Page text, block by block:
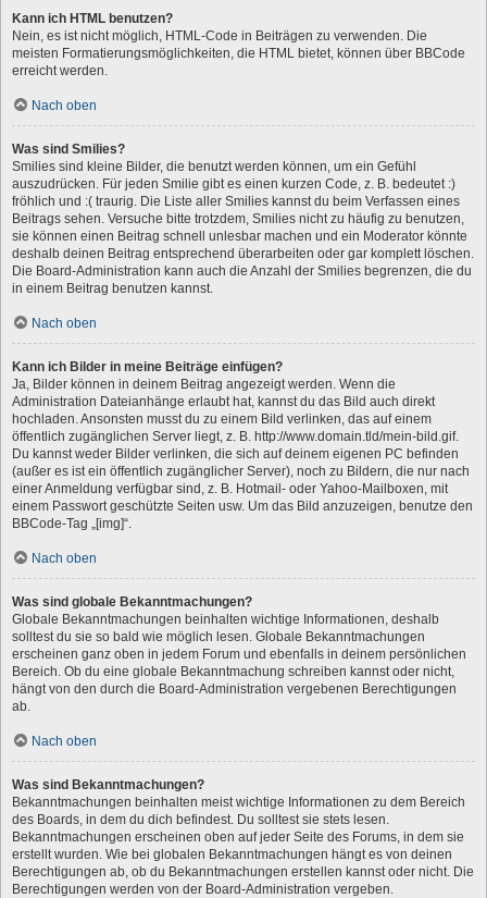
Kann ich HTML benutzen?
Nein, es ist nicht möglich, HTML-Code in Beiträgen zu verwenden. Die
meisten Formatierungsmöglichkeiten, die HTML bietet, können über BBCode
erreicht werden.
Nach oben
Was sind Smilies?
Smilies sind kleine Bilder, die benutzt werden können, um ein Gefühl
auszudrücken. Für jeden Smilie gibt es einen kurzen Code, z. B. bedeutet :)
fröhlich und :( traurig. Die Liste aller Smilies kannst du beim Verfassen eines
Beitrags sehen. Versuche bitte trotzdem, Smilies nicht zu häufig zu benutzen,
sie können einen Beitrag schnell unlesbar machen und ein Moderator könnte
deshalb deinen Beitrag entsprechend überarbeiten oder gar komplett löschen.
Die Board-Administration kann auch die Anzahl der Smilies begrenzen, die du
in einem Beitrag benutzen kannst.
Nach oben
Kann ich Bilder in meine Beiträge einfügen?
Ja, Bilder können in deinem Beitrag angezeigt werden. Wenn die
Administration Dateianhänge erlaubt hat, kannst du das Bild auch direkt
hochladen. Ansonsten musst du zu einem Bild verlinken, das auf einem
öffentlich zugänglichen Server liegt, z. B. http://www.domain.tld/mein-bild.gif.
Du kannst weder Bilder verlinken, die sich auf deinem eigenen PC befinden
(außer es ist ein öffentlich zugänglicher Server), noch zu Bildern, die nur nach
einer Anmeldung verfügbar sind, z. B. Hotmail- oder Yahoo-Mailboxen, mit
einem Passwort geschützte Seiten usw. Um das Bild anzuzeigen, benutze den
BBCode-Tag „[img]“.
Nach oben
Was sind globale Bekanntmachungen?
Globale Bekanntmachungen beinhalten wichtige Informationen, deshalb
solltest du sie so bald wie möglich lesen. Globale Bekanntmachungen
erscheinen ganz oben in jedem Forum und ebenfalls in deinem persönlichen
Bereich. Ob du eine globale Bekanntmachung schreiben kannst oder nicht,
hängt von den durch die Board-Administration vergebenen Berechtigungen
ab.
Nach oben
Was sind Bekanntmachungen?
Bekanntmachungen beinhalten meist wichtige Informationen zu dem Bereich
des Boards, in dem du dich befindest. Du solltest sie stets lesen.
Bekanntmachungen erscheinen oben auf jeder Seite des Forums, in dem sie
erstellt wurden. Wie bei globalen Bekanntmachungen hängt es von deinen
Berechtigungen ab, ob du Bekanntmachungen erstellen kannst oder nicht. Die
Berechtigungen werden von der Board-Administration vergeben.